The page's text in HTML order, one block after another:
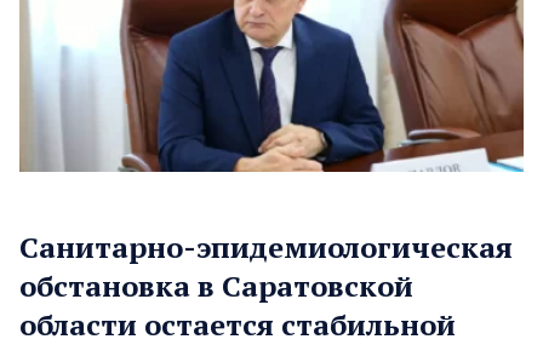
Санитарно-эпидемиологическая
обстановка в Саратовской
области остается стабильной